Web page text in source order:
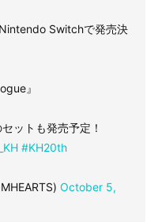
Switchで発売決
』
ットも発売予定！
#KH20th
October 5,